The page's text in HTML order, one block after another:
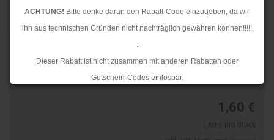
ACHTUNG! Bitte denke daran den Rabatt-Code einzugeben, da wir
ihn aus technischen Gründen nicht nachträglich gewähren können!!!!!
.
Dieser Rabatt ist nicht zusammen mit anderen Rabatten oder
Gutschein-Codes einlösbar.
Ab dem 17.08.2026 versenden wir wieder wie gewohnt. Aufgrund des
1,60 €